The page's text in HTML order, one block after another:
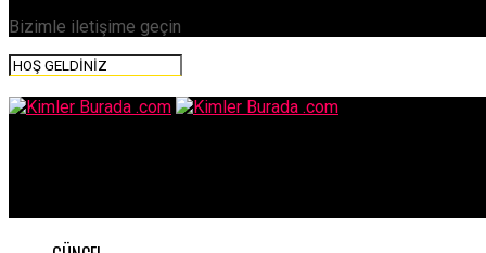
Bizimle iletişime geçin